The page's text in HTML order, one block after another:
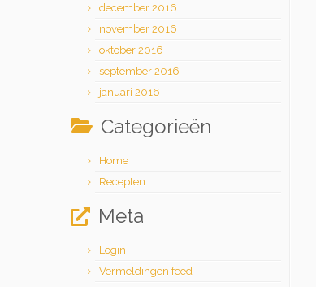
december 2016
november 2016
oktober 2016
september 2016
januari 2016
Categorieën
Home
Recepten
Meta
Login
Vermeldingen feed